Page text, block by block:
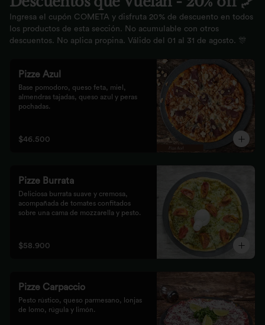
Ingresa el cupón COMETA y disfruta 20% de descuento en todos
los productos de esta sección. No acumulable con otros
descuentos. No aplica propina. Válido del 01 al 31 de agosto. 🎊
Pizze Azul
Base pomodoro, queso feta, miel,
almendras tajadas, queso azul y peras
pochadas.
$46.500
Pizze Burrata
Deliciosa burrata suave y cremosa,
acompañada de tomates confitados
sobre una cama de mozzarella y pesto.
$58.900
Pizze Carpaccio
Pesto rústico, queso parmesano, lonjas
de lomo, rúgula y limón.